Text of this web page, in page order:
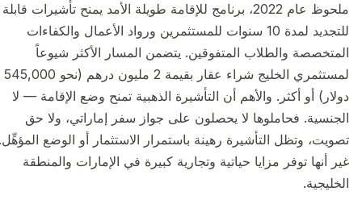
ملحوظ عام 2022، برنامج للإقامة طويلة الأمد يمنح تأشيرات قابلة
للتجديد لمدة 10 سنوات للمستثمرين ورواد الأعمال والكفاءات
المتخصصة والطلاب المتفوقين. يتضمن المسار الأكثر شيوعاً
لمستثمري الخليج شراء عقار بقيمة 2 مليون درهم (نحو 545,000
دولار) أو أكثر. والأهم أن التأشيرة الذهبية تمنح وضع الإقامة — لا
الجنسية. فحاملوها لا يحصلون على جواز سفر إماراتي، ولا حق
تصويت، وتظل التأشيرة رهينة باستمرار الاستثمار أو الوضع المؤهِّل.
غير أنها توفر مزايا حياتية وتجارية كبيرة في الإمارات والمنطقة
الخليجية.